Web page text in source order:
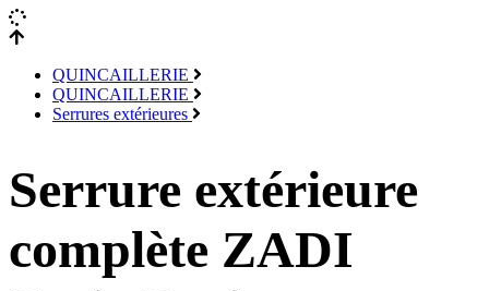
QUINCAILLERIE
QUINCAILLERIE
Serrures extérieures
Serrure extérieure
complète ZADI